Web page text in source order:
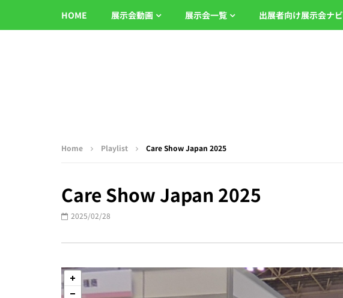
HOME 展示会動画 展示会一覧 出展者向け展示会ナビ
Home Playlist Care Show Japan 2025
Care Show Japan 2025
2025/02/28